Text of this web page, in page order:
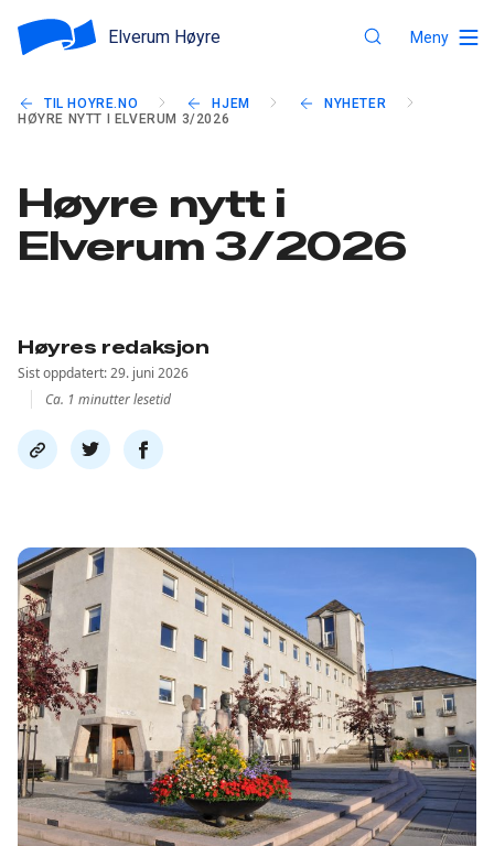
Elverum Høyre Meny
TIL HOYRE.NO HJEM
NYHETER
HØYRE NYTT I ELVERUM 3/2026
Høyre nytt i
Elverum 3/2026
Høyres redaksjon
Sist oppdatert: 29. juni 2026
Ca. 1 minutter lesetid
Del
link
Del
på
Del
på